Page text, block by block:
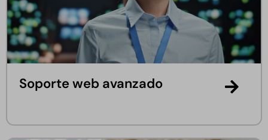
Soporte web avanzado